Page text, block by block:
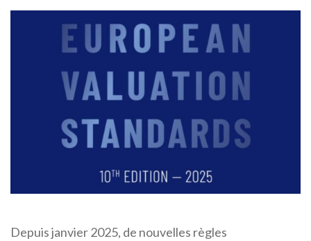
Depuis janvier 2025, de nouvelles règles